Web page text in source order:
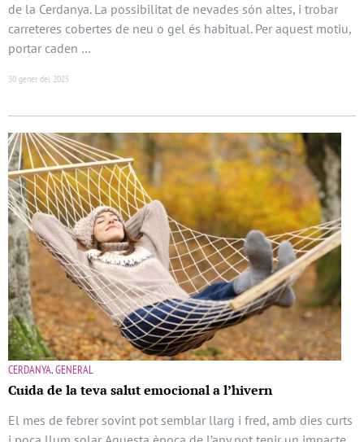
de la Cerdanya. La possibilitat de nevades són altes, i trobar
carreteres cobertes de neu o gel és habitual. Per aquest motiu,
portar caden …
30 gener del 2025
CERDANYA, GENERAL
Cuida de la teva salut emocional a l’hivern
El mes de febrer sovint pot semblar llarg i fred, amb dies curts